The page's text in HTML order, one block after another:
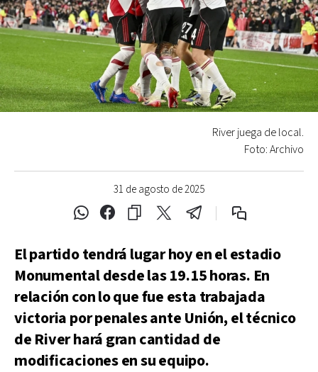
31 de agosto de 2025
River juega de local.
Foto: Archivo
El partido tendrá lugar hoy en el estadio
Monumental desde las 19.15 horas. En
relación con lo que fue esta trabajada
victoria por penales ante Unión, el técnico
de River hará gran cantidad de
modificaciones en su equipo.